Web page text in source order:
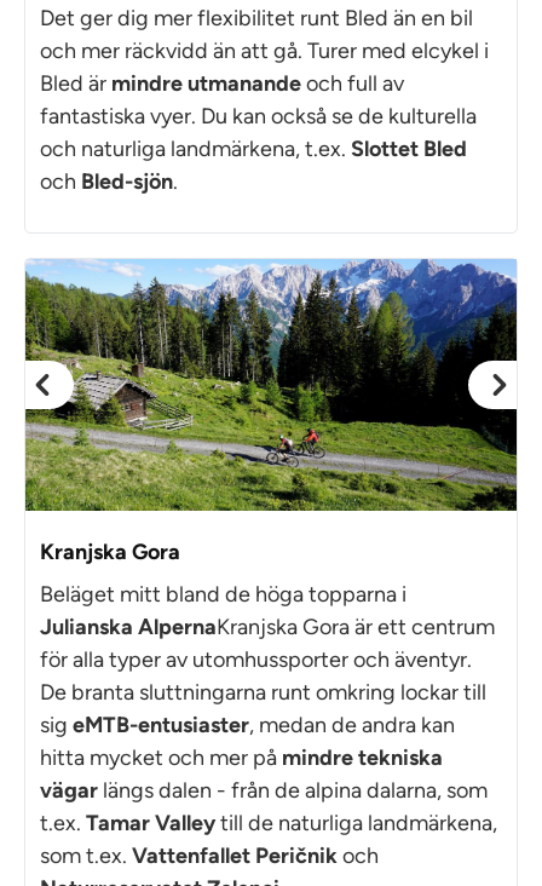
Det ger dig mer flexibilitet runt Bled än en bil
och mer räckvidd än att gå. Turer med elcykel i
Bled är mindre utmanandeoch full av
fantastiska vyer. Du kan också se de kulturella
och naturliga landmärkena, t.ex. Slottet Bled
och Bled-sjön.
Kranjska Gora
Beläget mitt bland de höga topparna i
Julianska AlpernaKranjska Gora är ett centrum
för alla typer av utomhussporter och äventyr.
De branta sluttningarna runt omkring lockar till
sig eMTB-entusiaster, medan de andra kan
hitta mycket och mer på mindre tekniska
vägar längs dalen - från de alpina dalarna, som
t.ex. Tamar Valleytill de naturliga landmärkena,
som t.ex. Vattenfallet Peričnikoch